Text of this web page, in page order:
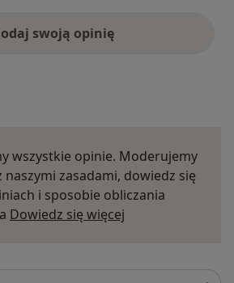
swoją opinię
wszystkie opinie. Moderujemy
naszymi zasadami, dowiedz się
i sposobie obliczania
Dowiedz się więcej